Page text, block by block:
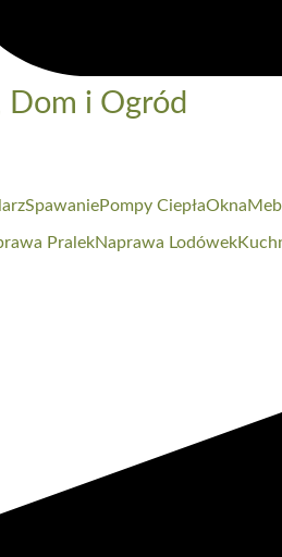
i Ogród
SpawaniePompy CiepłaOkna
PralekNaprawa Lodówek